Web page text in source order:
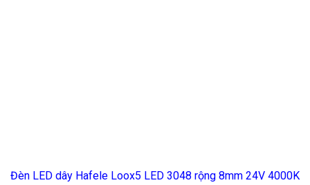
Đèn LED dây Hafele Loox5 LED 3048 rộng 8mm 24V 4000K